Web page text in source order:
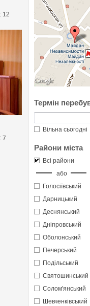
Термін
Вільна сьогодні
Райони міста
Всі райони
або
Голосіївський
Дарницький
Деснянський
Дніпровський
Оболонський
Печерський
Подільський
Святошинський
Солом'янський
Шевченківський
12
7